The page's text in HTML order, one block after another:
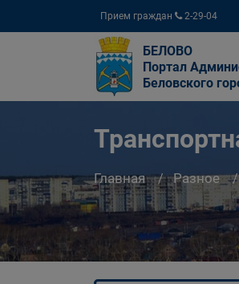
Прием граждан 2-29-04
БЕЛОВО
Портал
Беловского
Главная Разное